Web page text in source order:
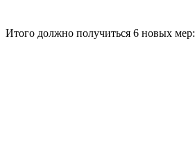
Итого должно получиться 6 новых мер: